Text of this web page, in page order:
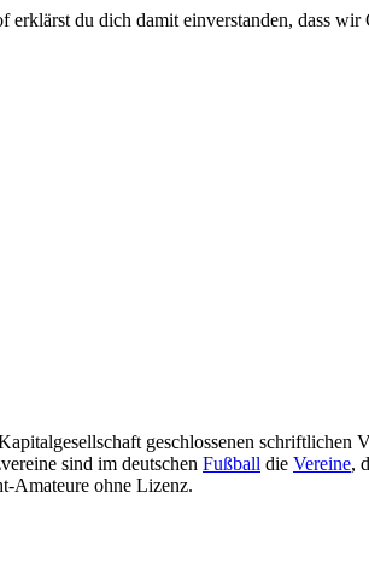
du dich damit einverstanden, dass wir
geschlossenen schriftlichen
sind im deutschen Fußball die Vereine,
Amateure ohne Lizenz.